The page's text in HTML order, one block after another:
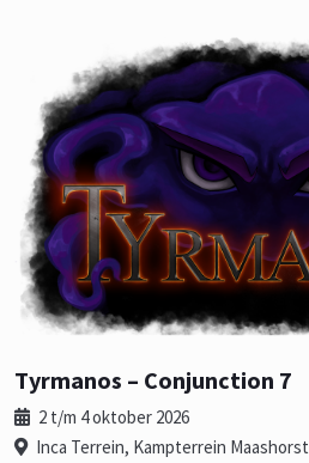
Tyrmanos – Conjunction 7
2 t/m 4 oktober 2026
Inca Terrein, Kampterrein Maashorst